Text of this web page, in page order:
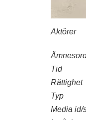
Aktörer
Tid
Rättighet
Typ
Media id/